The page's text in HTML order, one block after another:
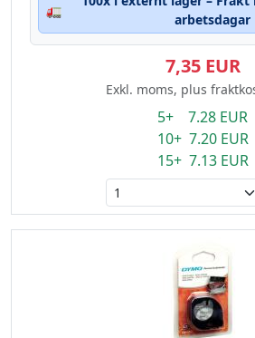
🚛
arbetsdagar
7,35 EUR
Exkl. moms, plus
5+ 7.28 EUR
10+ 7.20 EUR
15+ 7.13 EUR